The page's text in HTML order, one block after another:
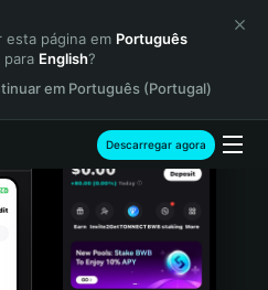
esta página em Português
para English?
em Português (Portugal)
Descarregar agora